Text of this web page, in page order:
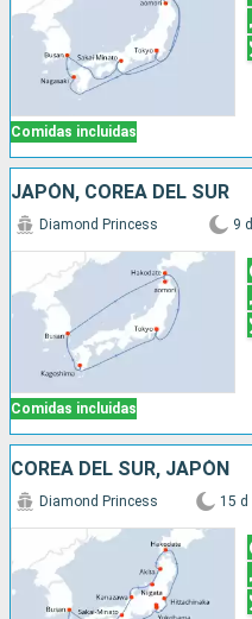
Comidas incluidas
JAPÓN, COREA DEL SUR
Comidas incluidas
Diamond Princess 9 d
COREA DEL SUR, JAPÓN
Diamond Princess 15 d